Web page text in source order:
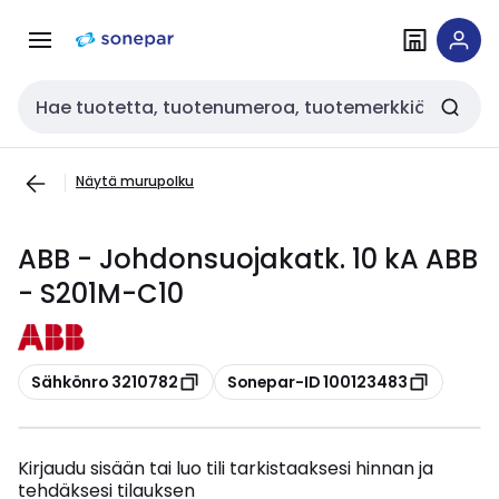
navigointiinsisältöön
Haku
Näytä murupolku
ABB - Johdonsuojakatk. 10 kA ABB
- S201M-C10
Kopioi
Sähkönro 3210782 Kopioi
Sonepar-ID 100123483
Kirjaudu sisään tai luo tili tarkistaaksesi hinnan ja
tehdäksesi tilauksen